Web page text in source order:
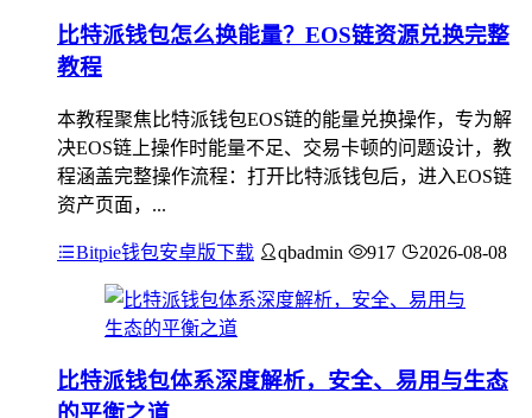
比特派钱包怎么换能量？EOS链资源兑换完整
教程
本教程聚焦比特派钱包EOS链的能量兑换操作，专为解
决EOS链上操作时能量不足、交易卡顿的问题设计，教
程涵盖完整操作流程：打开比特派钱包后，进入EOS链
资产页面，...
Bitpie钱包安卓版下载 qbadmin 917 2026-08-08
比特派钱包体系深度解析，安全、易用与生态